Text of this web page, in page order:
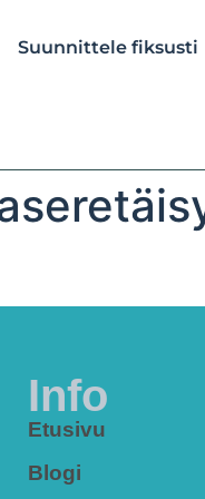
Suunnittele fiksusti
Info
Etusivu
Blogi